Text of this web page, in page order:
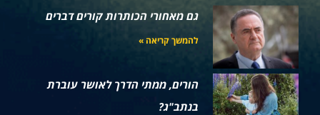
גם מאחורי הכותרות קורים דברים
להמשך קריאה »
הורים, ממתי הדרך לאושר עוברת
בנתב"ג?